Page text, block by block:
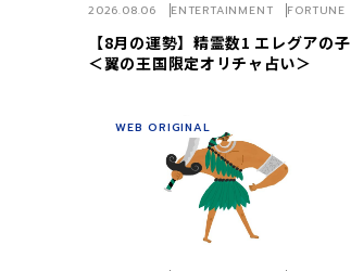
【8月の運勢】精霊数1 エレグアの子
＜翼の王国限定オリチャ占い＞
2026.08.06 ENTERTAINMENT FORTUNE
WEB ORIGINAL